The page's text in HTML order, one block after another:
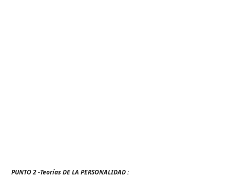
PUNTO 2 -Teorías DE LA PERSONALIDAD :